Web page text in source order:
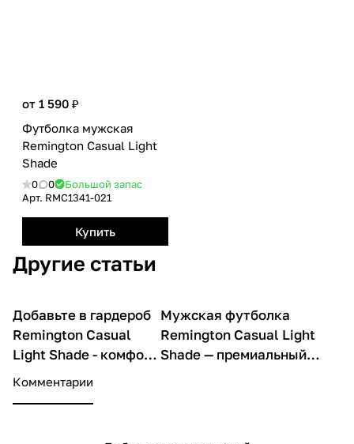
от 1 590 ₽
Футболка мужская
Remington Casual Light
Shade
0 0
Большой запас
Арт. RMС1341-021
Купить
Другие статьи
О товарах
Добавьте в гардероб
Remington Casual
Light Shade - комфорт
и качество в каждом
О товарах
Мужская футболка
Remington Casual Light
Shade — премиальный
Комментарии